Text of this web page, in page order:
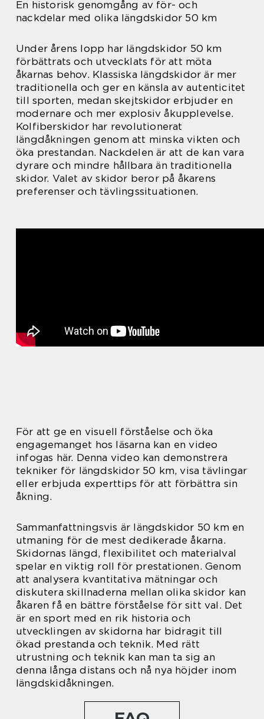
En historisk genomgång av för- och
nackdelar med olika längdskidor 50 km
Under årens lopp har längdskidor 50 km
förbättrats och utvecklats för att möta
åkarnas behov. Klassiska längdskidor är mer
traditionella och ger en känsla av autenticitet
till sporten, medan skejtskidor erbjuder en
modernare och mer explosiv åkupplevelse.
Kolfiberskidor har revolutionerat
längdåkningen genom att minska vikten och
öka prestandan. Nackdelen är att de kan vara
dyrare och mindre hållbara än traditionella
skidor. Valet av skidor beror på åkarens
preferenser och tävlingssituationen.
För att ge en visuell förståelse och öka
engagemanget hos läsarna kan en video
infogas här. Denna video kan demonstrera
tekniker för längdskidor 50 km, visa tävlingar
eller erbjuda experttips för att förbättra sin
åkning.
Sammanfattningsvis är längdskidor 50 km en
utmaning för de mest dedikerade åkarna.
Skidornas längd, flexibilitet och materialval
spelar en viktig roll för prestationen. Genom
att analysera kvantitativa mätningar och
diskutera skillnaderna mellan olika skidor kan
åkaren få en bättre förståelse för sitt val. Det
är en sport med en rik historia och
utvecklingen av skidorna har bidragit till
ökad prestanda och teknik. Med rätt
utrustning och teknik kan man ta sig an
denna långa distans och nå nya höjder inom
längdskidåkningen.